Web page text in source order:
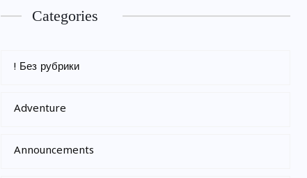
Categories
! Без рубрики
Adventure
Announcements